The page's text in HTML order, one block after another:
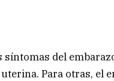
del
Para otras, el